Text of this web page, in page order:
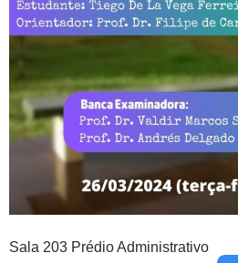
Sala 203 Prédio Administrativo